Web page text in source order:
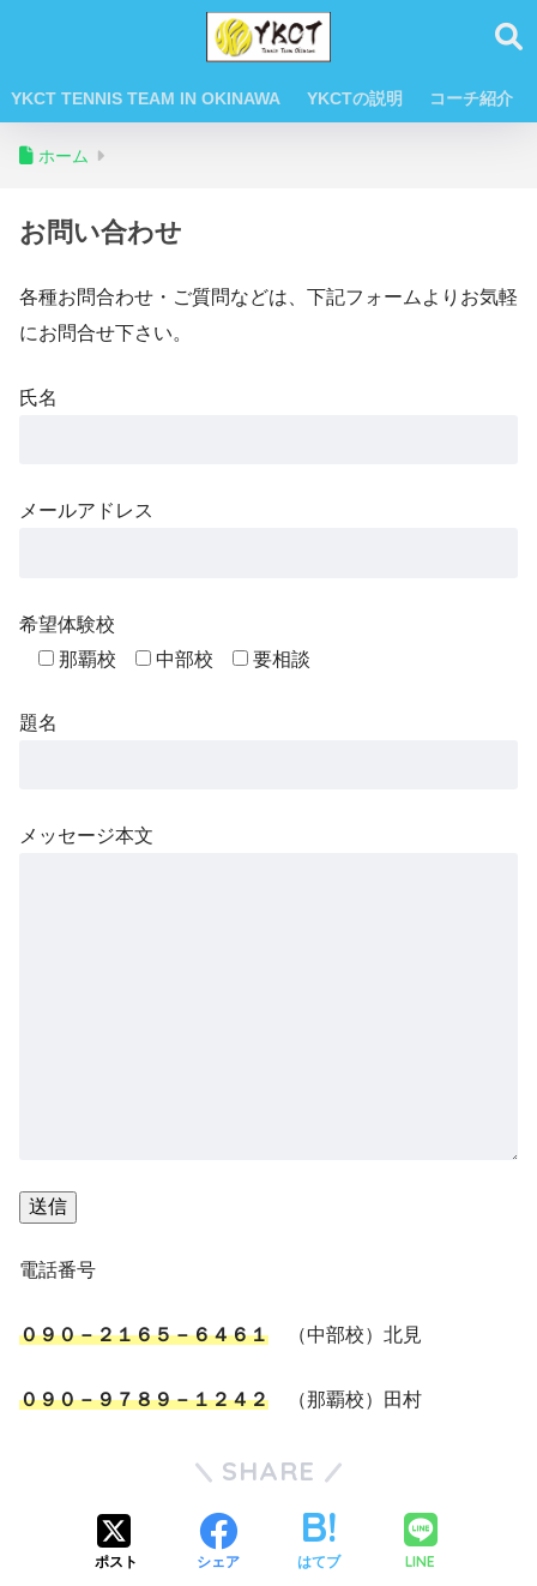
YKCT TENNIS TEAM IN OKINAWA YKCTの説明 コーチ紹介
ホーム
お問い合わせ
各種お問合わせ・ご質問などは、下記フォームよりお気軽
にお問合せ下さい。
氏名
メールアドレス
希望体験校
那覇校
中部校 要相談
題名
メッセージ本文
電話番号
０９０－２１６５－６４６１ （中部校）北見
０９０－９７８９－１２４２ （那覇校）田村
SHARE
ポスト シェア はてブ LINE